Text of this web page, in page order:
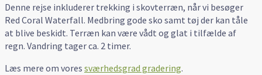
Denne rejse inkluderer trekking i skovterræn, når vi besøger
Red Coral Waterfall. Medbring gode sko samt tøj der kan tåle
at blive beskidt. Terræn kan være vådt og glat i tilfælde af
regn. Vandring tager ca. 2 timer.
Læs mere om vores sværhedsgrad gradering.